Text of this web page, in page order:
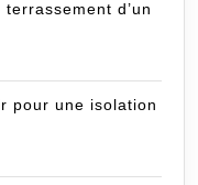
d’un
pour une isolation